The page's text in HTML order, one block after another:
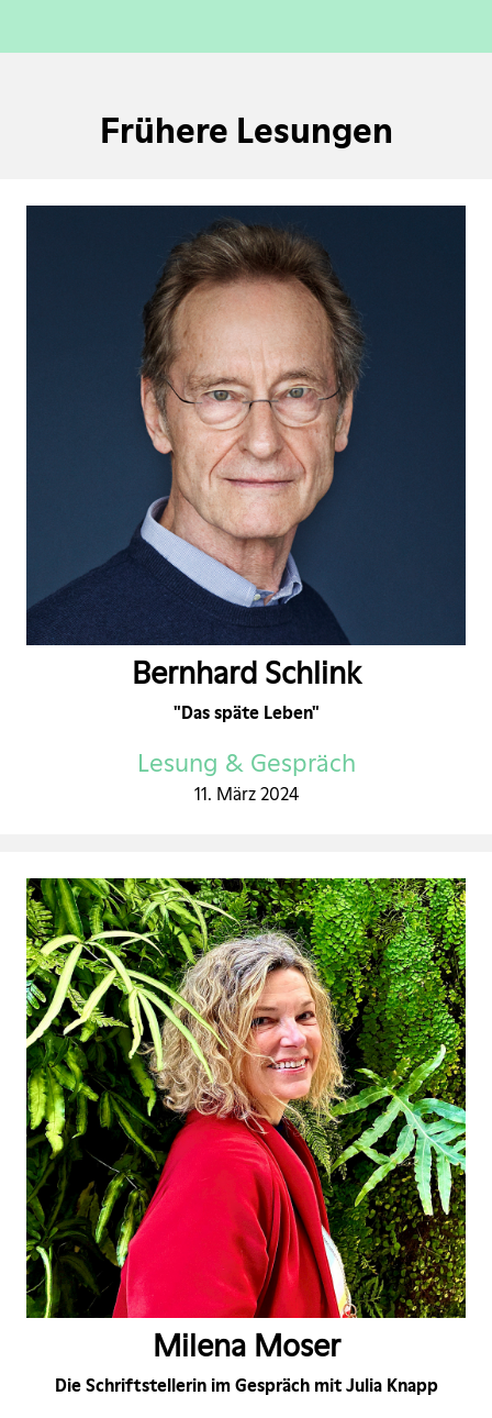
Frühere Lesungen
Bernhard Schlink
"Das späte Leben"
Lesung & Gespräch
11. März 2024
Milena Moser
Die Schriftstellerin im Gespräch mit Julia Knapp